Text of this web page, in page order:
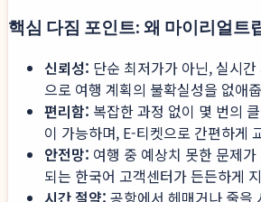
핵심 다짐 포인트: 왜 마이리얼트
신뢰성: 단순 최저가가 아닌, 실시
으로 여행 계획의 불확실성을 없애
편리함: 복잡한 과정 없이 몇 번의
이 가능하며, E-티켓으로 간편하게
안전망: 여행 중 예상치 못한 문제
되는 한국어 고객센터가 든든하게
시간 절약: 공항에서 헤매거나 줄을